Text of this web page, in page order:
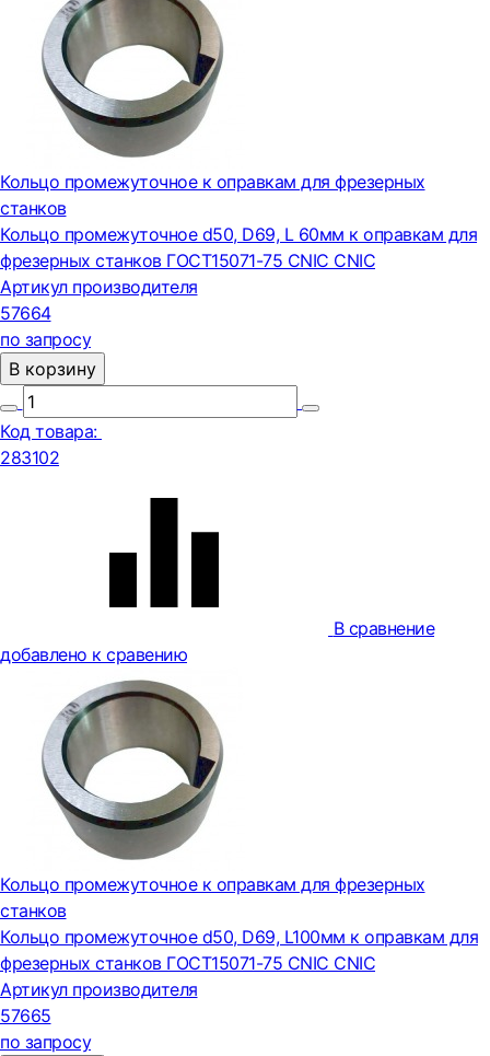
Кольцо промежуточное к оправкам для фрезерных
станков
Кольцо промежуточное d50, D69, L 60мм к оправкам для
фрезерных станков ГОСТ15071-75 CNIC CNIC
Артикул производителя
57664
по запросу
В корзину
Код товара:
283102
В сравнение
добавлено к сравению
Кольцо промежуточное к оправкам для фрезерных
станков
Кольцо промежуточное d50, D69, L100мм к оправкам для
фрезерных станков ГОСТ15071-75 CNIC CNIC
Артикул производителя
57665
по запросу